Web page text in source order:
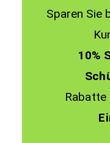
Sparen Sie
10%